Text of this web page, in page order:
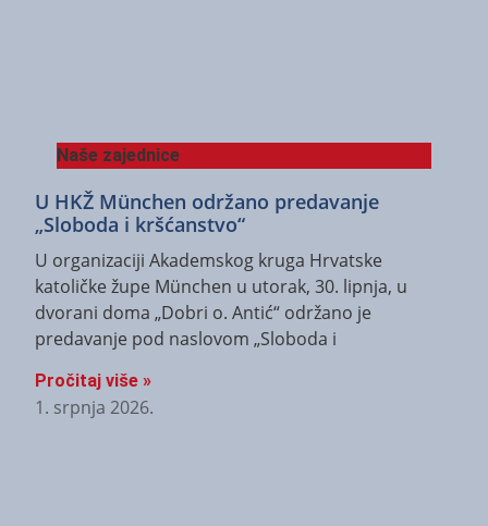
Naše zajednice
U HKŽ München održano predavanje
„Sloboda i kršćanstvo“
U organizaciji Akademskog kruga Hrvatske
katoličke župe München u utorak, 30. lipnja, u
dvorani doma „Dobri o. Antić“ održano je
predavanje pod naslovom „Sloboda i
Pročitaj više »
1. srpnja 2026.